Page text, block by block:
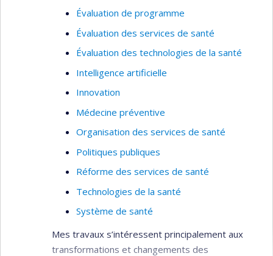
Évaluation de programme
Évaluation des services de santé
Évaluation des technologies de la santé
Intelligence artificielle
Innovation
Médecine préventive
Organisation des services de santé
Politiques publiques
Réforme des services de santé
Technologies de la santé
Système de santé
Mes travaux s’intéressent principalement aux
transformations et changements des